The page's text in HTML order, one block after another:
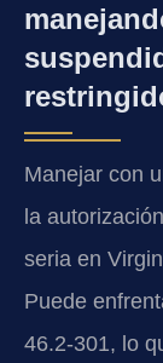
Manejar con
la
seria en
Puede
46.2-301, lo